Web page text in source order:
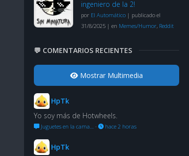
ingeniero de la 2!
por El Automático | publicado el
31/8/2025 | en Memes/Humor, Reddit
💬 COMENTARIOS RECIENTES
Mostrar Multimedia
HpTk
Yo soy más de Hotwheels.
Juguetes en la cama… · hace 2 horas
HpTk